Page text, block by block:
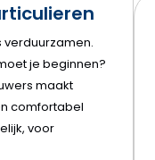
verduurzamen.
je beginnen?
maakt
comfortabel
voor